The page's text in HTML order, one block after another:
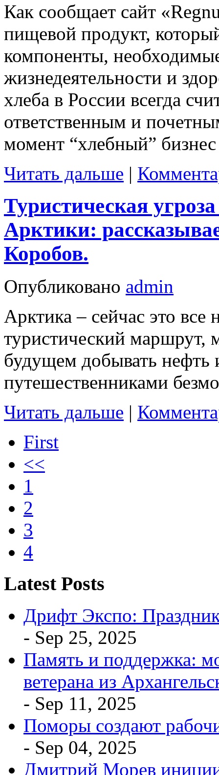
Как сообщает сайт
пищевой продукт,
компоненты,
жизнедеятельности и
хлеба в России всегда
ответственным и
момент “хлебный”
Читать дальше |
Туристическая
Арктики:
Коробов.
Опубликовано admin
Арктика – сейчас это
туристический маршрут,
будущем добывать нефть
путешественниками
Читать дальше |
First
<<
1
2
3
4
Latest Posts
Дрифт Экспо:
- Sep 25, 2025
Память и поддержка:
ветерана из
- Sep 11, 2025
Поморы создают
- Sep 04, 2025
Дмитрий Морев